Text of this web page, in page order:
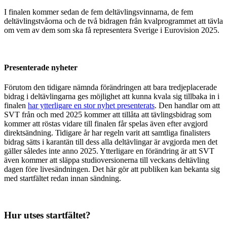
I finalen kommer sedan de fem deltävlingsvinnarna, de fem
deltävlingstvåorna och de två bidragen från kvalprogrammet att tävla
om vem av dem som ska få representera Sverige i Eurovision 2025.
Presenterade nyheter
Förutom den tidigare nämnda förändringen att bara tredjeplacerade
bidrag i deltävlingarna ges möjlighet att kunna kvala sig tillbaka in i
finalen har ytterligare en stor nyhet presenterats. Den handlar om att
SVT från och med 2025 kommer att tillåta att tävlingsbidrag som
kommer att röstas vidare till finalen får spelas även efter avgjord
direktsändning. Tidigare år har regeln varit att samtliga finalisters
bidrag sätts i karantän till dess alla deltävlingar är avgjorda men det
gäller således inte anno 2025. Ytterligare en förändring är att SVT
även kommer att släppa studioversionerna till veckans deltävling
dagen före livesändningen. Det här gör att publiken kan bekanta sig
med startfältet redan innan sändning.
Hur utses startfältet?